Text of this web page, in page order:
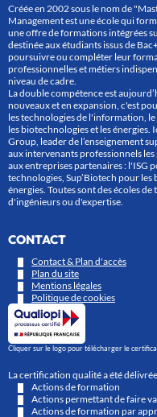
Créée en 2002 sous le nom de
Management est une école qui
une offre de formations intégrées
destinée aux étudiants issus de
poursuivre ou compléter leur
professionnelles et métiers
niveau de cadre.
La double compétence est
nouveaux et en expansion, c'est
les technologies de l'information,
les biotechnologies et les énergies.
Group, leader de l’enseignement
aux intervenants professionnels
aux entreprises partenaires : l'ISG
technologies, Sup’Biotech pour
énergies. Toutes sont des écoles
d'ingénieurs ou d'expertise.
CONTACT
Contact & Plan d'accès
Plan du site
Mentions légales
Politique de cookies
Cliquer sur le logo pour télécharger le
La certification qualité a été
Actions de formation
Actions permettant de faire
Actions de formation par